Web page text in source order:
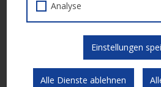
Mittelpunkt, unter welchen
gelingen kann. Mit dem „Later Life
Instrument vorgestellt, das
altersgerechte Arbeitsbedingungen
Analyse
Einstellungen
Alle Dienste ablehnen